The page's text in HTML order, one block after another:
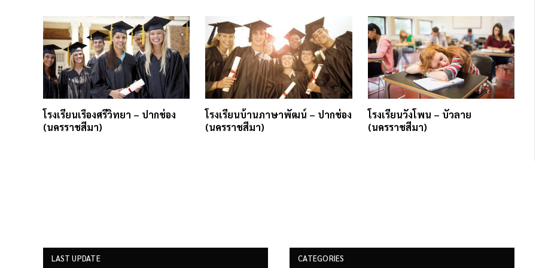
โรงเรียนเรืองศรีวิทยา – ปากช่อง
(นครราชสีมา)
โรงเรียนบ้านภาษาพัฒน์ – ปากช่อง
(นครราชสีมา)
โรงเรียนวังโพน – บัวลาย
(นครราชสีมา)
LAST UPDATE CATEGORIES